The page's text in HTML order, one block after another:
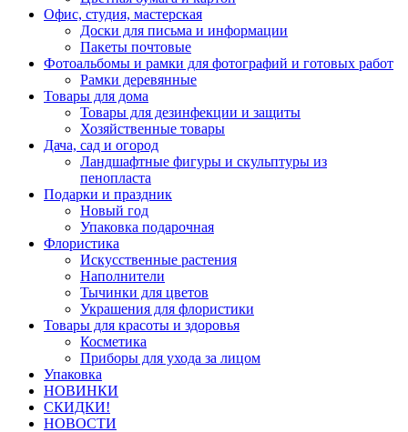
Офис, студия, мастерская
Доски для письма и информации
Пакеты почтовые
Фотоальбомы и рамки для фотографий и готовых работ
Рамки деревянные
Товары для дома
Товары для дезинфекции и защиты
Хозяйственные товары
Дача, сад и огород
Ландшафтные фигуры и скульптуры из
пенопласта
Подарки и праздник
Новый год
Упаковка подарочная
Флористика
Искусственные растения
Наполнители
Тычинки для цветов
Украшения для флористики
Товары для красоты и здоровья
Косметика
Приборы для ухода за лицом
Упаковка
НОВИНКИ
СКИДКИ!
НОВОСТИ